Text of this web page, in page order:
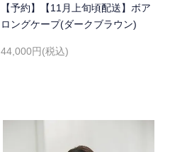
【予約】【11月上旬頃配送】ボア
ロングケープ(ダークブラウン)
44,000円(税込)